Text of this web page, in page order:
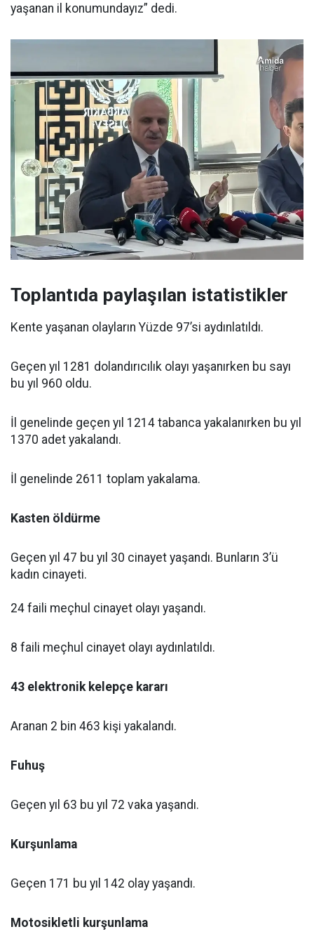
yaşanan il konumundayız” dedi.
Toplantıda paylaşılan istatistikler
Kente yaşanan olayların Yüzde 97’si aydınlatıldı.
Geçen yıl 1281 dolandırıcılık olayı yaşanırken bu sayı
bu yıl 960 oldu.
İl genelinde geçen yıl 1214 tabanca yakalanırken bu yıl
1370 adet yakalandı.
İl genelinde 2611 toplam yakalama.
Kasten öldürme
Geçen yıl 47 bu yıl 30 cinayet yaşandı. Bunların 3’ü
kadın cinayeti.
24 faili meçhul cinayet olayı yaşandı.
8 faili meçhul cinayet olayı aydınlatıldı.
43 elektronik kelepçe kararı
Aranan 2 bin 463 kişi yakalandı.
Fuhuş
Geçen yıl 63 bu yıl 72 vaka yaşandı.
Kurşunlama
Geçen 171 bu yıl 142 olay yaşandı.
Motosikletli kurşunlama